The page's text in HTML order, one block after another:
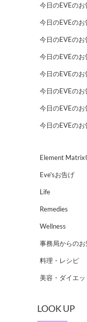
今日のEVEのお
今日のEVEのお
今日のEVEのお
今日のEVEのお
今日のEVEのお
今日のEVEのお
今日のEVEのお
今日のEVEのお
Element
Eve'sお告げ
Life
Remedies
Wellness
事務局からの
料理・レシピ
美容・ダイエッ
LOOK UP